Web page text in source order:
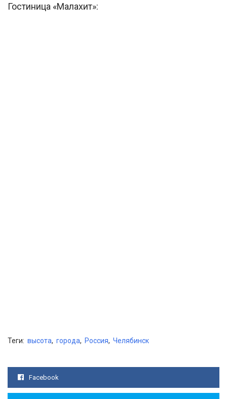
Гостиница «Малахит»:
Теги: высота, города, Россия, Челябинск
Facebook